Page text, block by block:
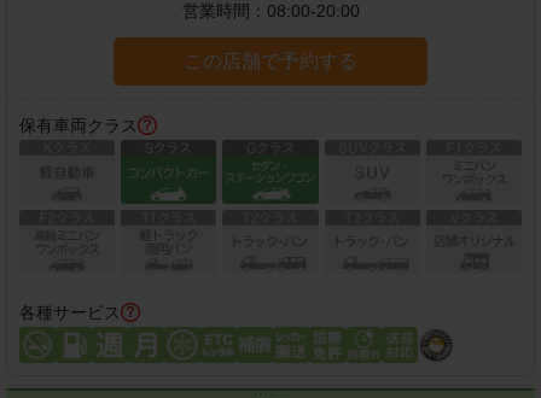
営業時間： 08:00-20:00
この店舗で予約する
保有車両クラス
各種サービス